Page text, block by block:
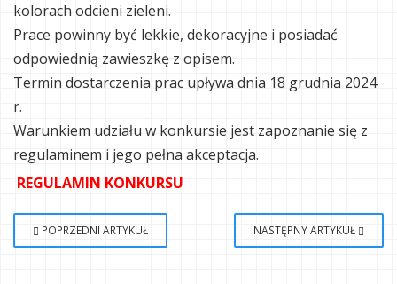
kolorach odcieni zieleni.
Prace powinny być lekkie, dekoracyjne i posiadać
odpowiednią zawieszkę z opisem.
Termin dostarczenia prac upływa dnia 18 grudnia 2024
r.
Warunkiem udziału w konkursie jest zapoznanie się z
regulaminem i jego pełna akceptacja.
REGULAMIN KONKURSU
POPRZEDNI ARTYKUŁ NASTĘPNY ARTYKUŁ